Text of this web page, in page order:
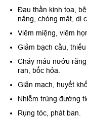
Đau thần kinh tọa,
năng, chóng mặt, dị
Viêm miệng, viêm
Giảm bạch cầu,
Chảy máu nướu
ran, bốc hỏa.
Giãn mạch, huyết
Nhiễm trùng đường
Rụng tóc, phát ban.